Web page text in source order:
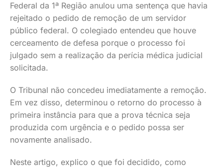
Federal da 1ª Região anulou uma sentença que havia
rejeitado o pedido de remoção de um servidor
público federal. O colegiado entendeu que houve
cerceamento de defesa porque o processo foi
julgado sem a realização da perícia médica judicial
solicitada.
O Tribunal não concedeu imediatamente a remoção.
Em vez disso, determinou o retorno do processo à
primeira instância para que a prova técnica seja
produzida com urgência e o pedido possa ser
novamente analisado.
Neste artigo, explico o que foi decidido, como